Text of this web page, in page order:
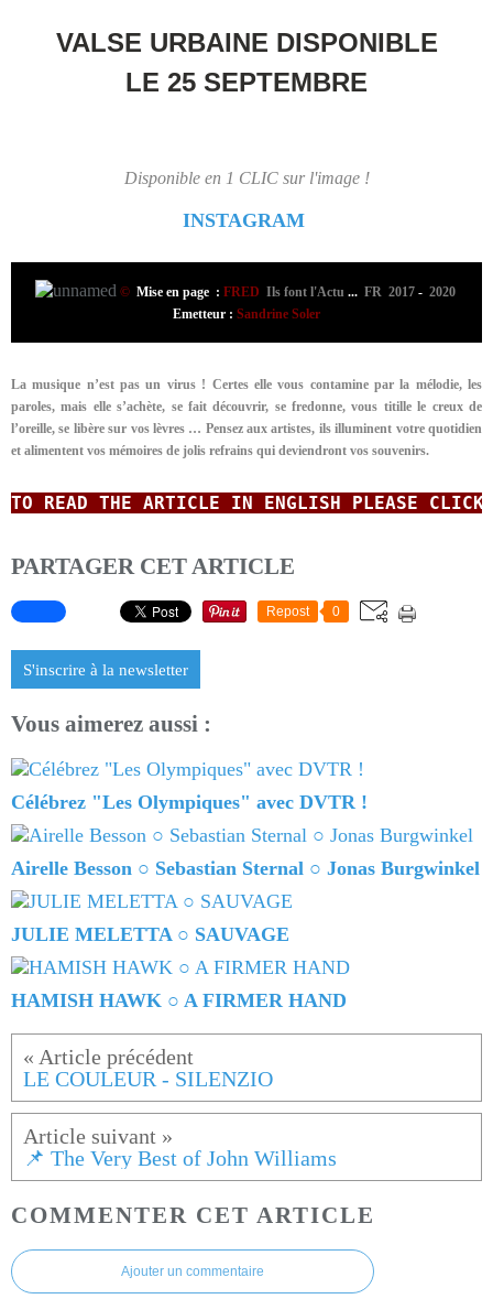
VALSE URBAINE DISPONIBLE
LE 25 SEPTEMBRE
Disponible en 1 CLIC sur l'image !
INSTAGRAM
© Mise en page : FRED Ils font l'Actu ... FR 2017- 2020
Emetteur : Sandrine Soler
La musique n’est pas un virus ! Certes elle vous contamine par la mélodie, les
paroles, mais elle s’achète, se fait découvrir, se fredonne, vous titille le creux de
l’oreille, se libère sur vos lèvres … Pensez aux artistes, ils illuminent votre quotidien
et alimentent vos mémoires de jolis refrains qui deviendront vos souvenirs.
TO READ THE ARTICLE IN ENGLISH PLEASE
PARTAGER CET ARTICLE
Repost 0
S'inscrire à la newsletter
Vous aimerez aussi :
Célébrez "Les Olympiques" avec DVTR !
Airelle Besson ○ Sebastian Sternal ○ Jonas Burgwinkel
JULIE MELETTA ○ SAUVAGE
HAMISH HAWK ○ A FIRMER HAND
LE COULEUR - SILENZIO
📌 The Very Best of John Williams
COMMENTER CET ARTICLE
Ajouter un commentaire